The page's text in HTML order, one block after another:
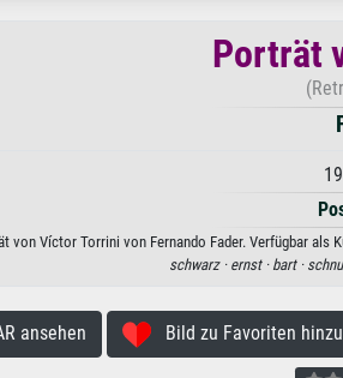
Porträt
von Víctor Torrini von Fernando Fader. Verfügbar als
schwarz · ernst · bart ·
ansehen Bild zu Favoriten